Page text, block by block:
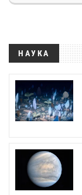
НАУКА